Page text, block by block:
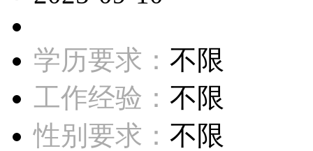
学历要求： 不限
工作经验： 不限
性别要求： 不限